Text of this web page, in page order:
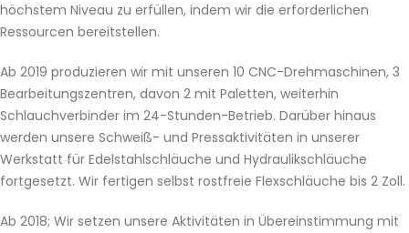
höchstem Niveau zu erfüllen, indem wir die erforderlichen
Ressourcen bereitstellen.
Ab 2019 produzieren wir mit unseren 10 CNC-Drehmaschinen, 3
Bearbeitungszentren, davon 2 mit Paletten, weiterhin
Schlauchverbinder im 24-Stunden-Betrieb. Darüber hinaus
werden unsere Schweiß- und Pressaktivitäten in unserer
Werkstatt für Edelstahlschläuche und Hydraulikschläuche
fortgesetzt. Wir fertigen selbst rostfreie Flexschläuche bis 2 Zoll.
Ab 2018; Wir setzen unsere Aktivitäten in Übereinstimmung mit